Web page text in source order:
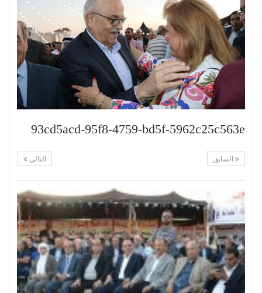
93cd5acd-95f8-4759-bd5f-5962c25c563e
التالي السابق